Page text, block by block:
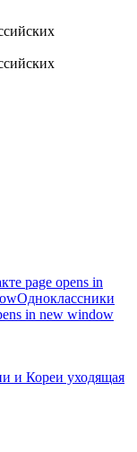
page opens in
Одноклассники
in new window
и Кореи уходящая